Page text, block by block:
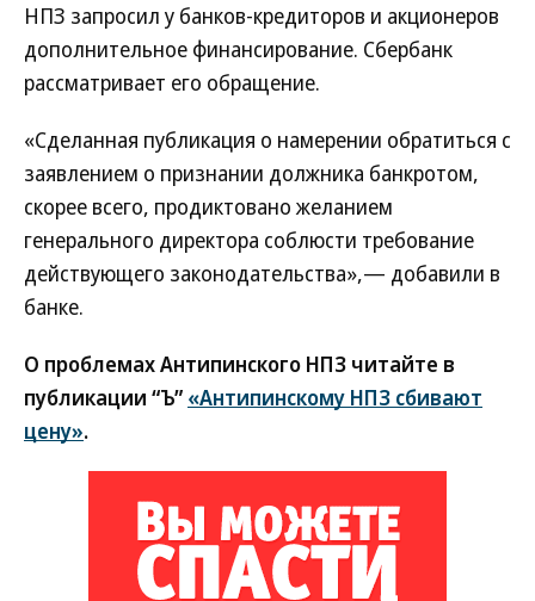
НПЗ запросил у банков-кредиторов и акционеров
дополнительное финансирование. Сбербанк
рассматривает его обращение.
«Сделанная публикация о намерении обратиться с
заявлением о признании должника банкротом,
скорее всего, продиктовано желанием
генерального директора соблюсти требование
действующего законодательства»,— добавили в
банке.
О проблемах Антипинского НПЗ читайте в
публикации “Ъ” «Антипинскому НПЗ сбивают
цену».